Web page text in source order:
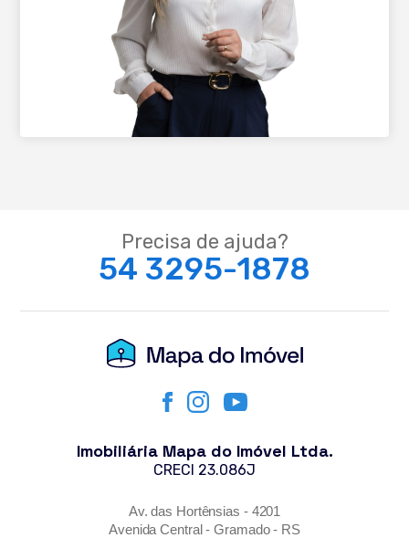
Precisa de ajuda?
54 3295-1878
Imobiliária Mapa do Imóvel Ltda.
CRECI 23.086J
Av. das Hortênsias - 4201
Avenida Central - Gramado - RS